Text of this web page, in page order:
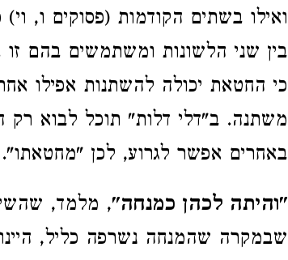
ואילו בשתים הקודמות (פסוקים ו,
בין שני הלשונות ומשתמשים בהם
כי החטאת יכולה להשתנות אפילו
משתנה. ב"דלי דלות" תוכל לבוא
באחרים אפשר לגרוע, לכן "מחטאתו".
"והיתה לכהן כמנחה", מלמד,
שבמקרה שהמנחה נשרפה כליל,